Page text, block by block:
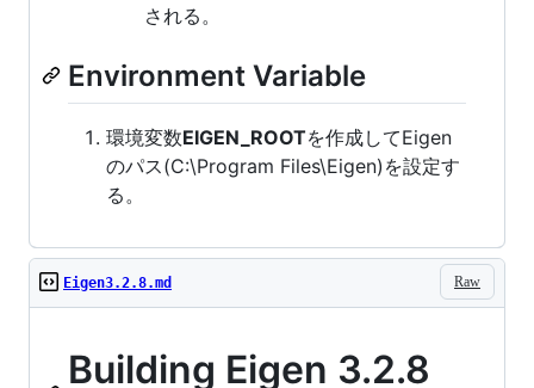
される。
Environment Variable
環境変数EIGEN_ROOTを作成してEigen
のパス(C:\Program Files\Eigen)を設定す
る。
Raw
Eigen3.2.8.md
Building Eigen 3.2.8